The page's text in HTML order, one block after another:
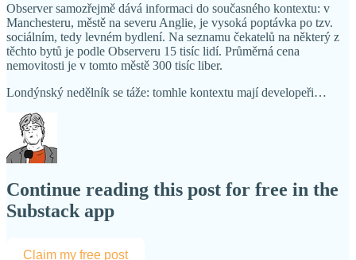
Observer samozřejmě dává informaci do současného kontextu: v
Manchesteru, městě na severu Anglie, je vysoká poptávka po tzv.
sociálním, tedy levném bydlení. Na seznamu čekatelů na některý z
těchto bytů je podle Observeru 15 tisíc lidí. Průměrná cena
nemovitosti je v tomto městě 300 tisíc liber.
Londýnský nedělník se táže: tomhle kontextu mají developeři…
Continue reading this post for free in the
Substack app
Claim my free post